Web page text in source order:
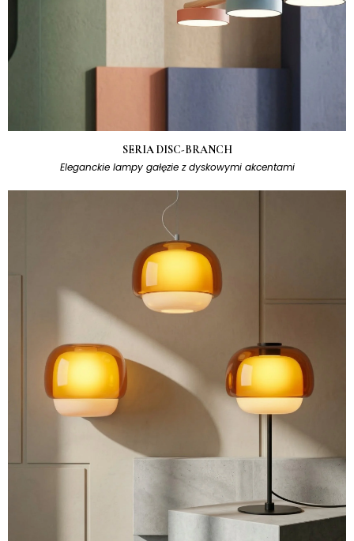
SERIA DISC-BRANCH
Eleganckie lampy gałęzie z dyskowymi akcentami